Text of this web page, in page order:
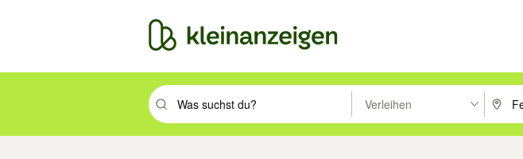
Suchbegriff eingeben. Eingabetaste drücken um zu suchen, oder
Verleihen PLZ